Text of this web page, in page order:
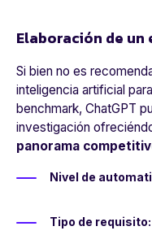
Elaboración de
Si bien no es
inteligencia artificial
benchmark, ChatGPT
investigación
panorama
Nivel de
Tipo de requisito: